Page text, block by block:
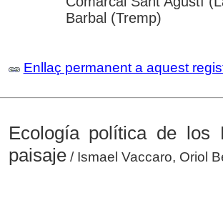
Barbal (Tremp)
Enllaç permanent a aquest
Ecología política de los
paisaje/ Ismael Vaccaro, Oriol